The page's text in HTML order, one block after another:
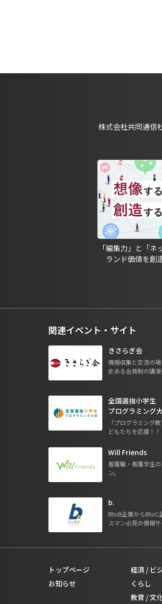
株式会社共同通信
「編集力」と「
ランド価値を創
関連イベント・サイト
きさらぎ会
情報収集と交流の
史ある会員制の講
全国選抜小学生
プログラミング
「プログラミング
どもたちを応援！！
Will Friends
看護職・看護学生
ン。
b.
BtoB企業からBtoC
スマン必見の情報サ
トップページ
お知らせ
経済 / ビ
くらし
教育 / 文